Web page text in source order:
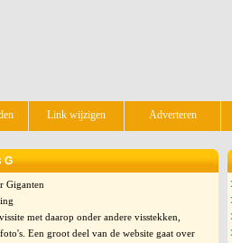
Link wijzigen Adverteren
G
Giganten
met daarop onder andere visstekken,
Een groot deel van de website gaat over